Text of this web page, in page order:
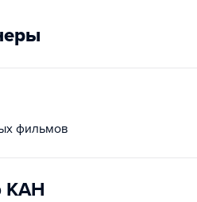
фильмов
КАН